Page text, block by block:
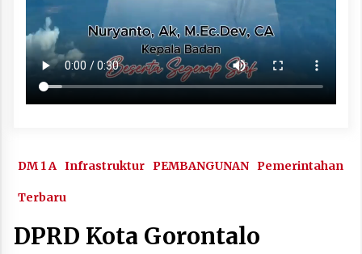
DM 1 A Infrastruktur PEMBANGUNAN Pemerintahan
Terbaru
DPRD Kota Gorontalo